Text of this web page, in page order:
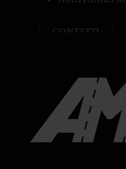
CONTATTI